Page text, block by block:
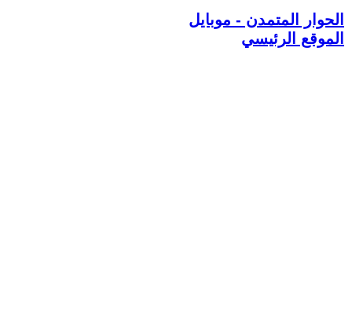
الحوار المتمدن - موبايل
الموقع الرئيسي